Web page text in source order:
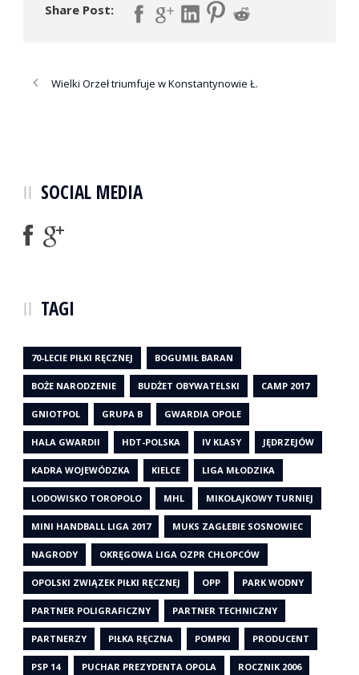
Share Post:
Wielki Orzeł triumfuje w Konstantynowie Ł.
SOCIAL MEDIA
TAGI
70-LECIE PIŁKI RĘCZNEJ BOGUMIŁ BARAN
BOŻE NARODZENIE BUDŻET OBYWATELSKI CAMP 2017
GNIOTPOL GRUPA B GWARDIA OPOLE
HALA GWARDII HDT-POLSKA IV KLASY JĘDRZEJÓW
KADRA WOJEWÓDZKA KIELCE LIGA MŁODZIKA
LODOWISKO TOROPOLO MHL MIKOŁAJKOWY TURNIEJ
MINI HANDBALL LIGA 2017 MUKS ZAGŁEBIE SOSNOWIEC
NAGRODY OKRĘGOWA LIGA OZPR CHŁOPCÓW
OPOLSKI ZWIĄZEK PIŁKI RĘCZNEJ OPP PARK WODNY
PARTNER POLIGRAFICZNY PARTNER TECHNICZNY
PARTNERZY PIŁKA RĘCZNA POMPKI PRODUCENT
PSP 14 PUCHAR PREZYDENTA OPOLA ROCZNIK 2006